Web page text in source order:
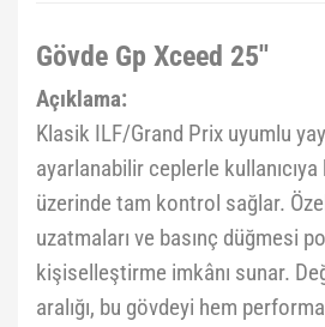
Gövde Gp Xceed 25''
Açıklama:
Klasik ILF/Grand Prix uyumlu
ayarlanabilir ceplerle
üzerinde tam kontrol sağlar.
uzatmaları ve basınç düğmesi
kişiselleştirme imkânı sunar.
aralığı, bu gövdeyi hem